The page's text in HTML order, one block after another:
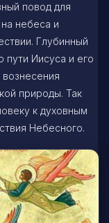
повод для
небеса и
Глубинный
пути Иисуса и его
природы. Так
к духовным
Небесного.